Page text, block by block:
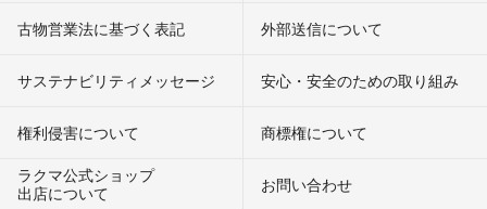
古物営業法に基づく表記 外部送信について
サステナビリティメッセージ 安心・安全のための取り組み
権利侵害について
商標権について
ラクマ公式ショップ
出店について
お問い合わせ